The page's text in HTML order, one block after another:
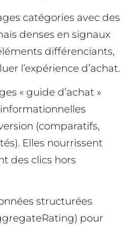
catégories avec des
denses en signaux
différenciants,
l’expérience d’achat.
« guide d’achat »
(comparatifs,
Elles nourrissent
des clics hors
structurées
pour